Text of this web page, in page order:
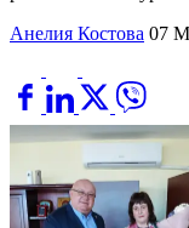
Анелия Костова 07